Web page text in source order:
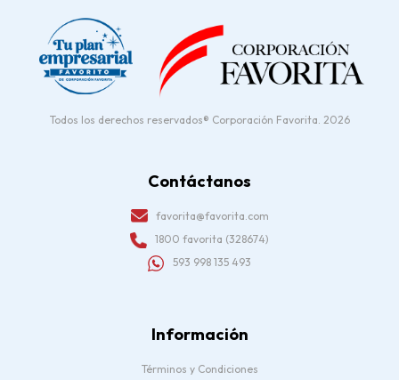
Todos los derechos reservados® Corporación Favorita. 2026
Contáctanos
favorita@favorita.com
1800 favorita (328674)
593 998 135 493
Información
Términos y Condiciones